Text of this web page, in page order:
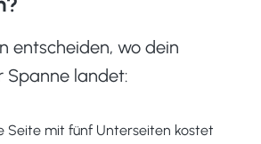
entscheiden, wo dein
Spanne landet:
Seite mit fünf Unterseiten kostet